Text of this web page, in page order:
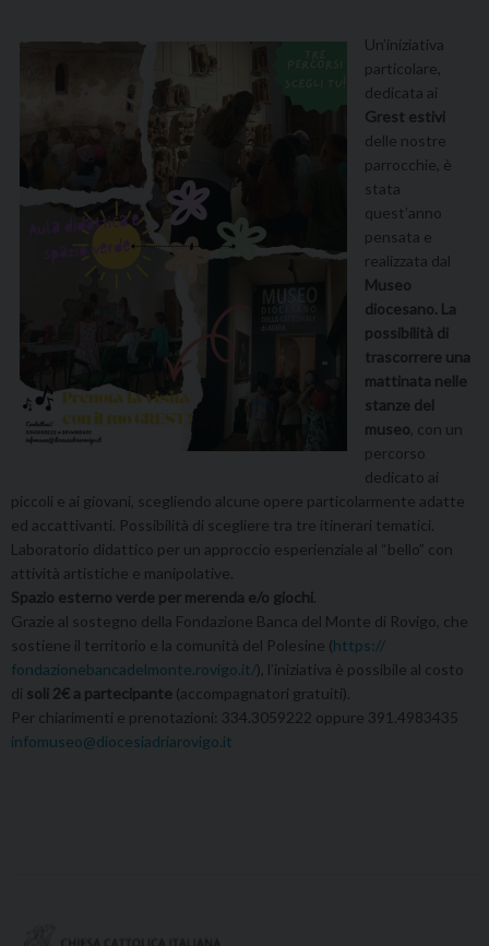
Un’iniziativa
particolare,
dedicata ai
Grest estivi
delle nostre
parrocchie, è
stata
quest’anno
pensata e
realizzata dal
Museo
diocesano. La
possibilità di
trascorrere una
mattinata nelle
stanze del
museo , con un
percorso
dedicato ai
piccoli e ai giovani, scegliendo alcune opere particolarmente adatte
ed accattivanti. Possibilità di scegliere tra tre itinerari tematici.
Laboratorio didattico per un approccio esperienziale al “bello” con
attività artistiche e manipolative.
Spazio esterno verde per merenda e/o giochi
Grazie al sostegno della Fondazione Banca del Monte di Rovigo, che
sostiene il territorio e la comunità del Polesine (https://
fondazionebancadelmonte.rovigo.it/), l’iniziativa è possibile al costo
di soli 2€ a partecipante (accompagnatori gratuiti).
Per chiarimenti e prenotazioni: 334.3059222 oppure 391.4983435
infomuseo@diocesiadriarovigo.it